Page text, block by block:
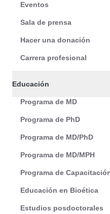
Eventos
Sala de prensa
Hacer una donación
Carrera profesional
Educación
Programa de MD
Programa de PhD
Programa de MD/PhD
Programa de MD/MPH
Programa de
Educación en Bioética
Estudios posdoctorales